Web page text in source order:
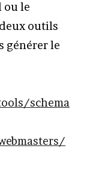
ou le
outils
générer le
schema